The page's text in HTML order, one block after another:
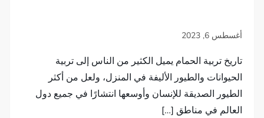
تاريخ تربية الحمام يميل الكثير من الناس إلى تربية
الحيوانات والطيور الأليفة في المنزل، ولعل من أكثر
الطيور الصديقة للإنسان وأوسعها انتشارًا في جميع دول
العالم في مناطق […]